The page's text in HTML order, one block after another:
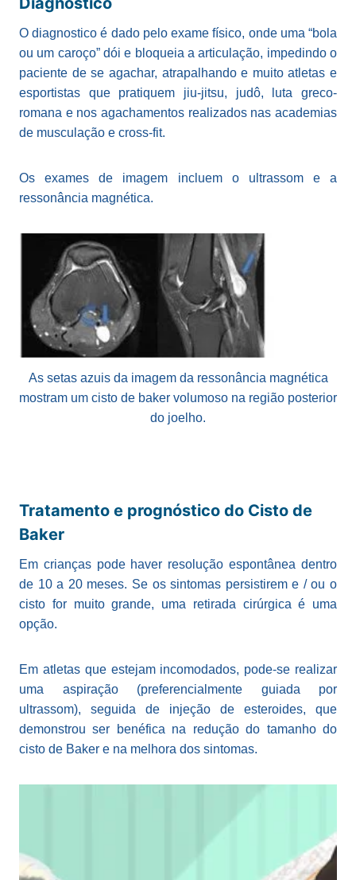
O diagnostico é dado pelo exame físico, onde uma “bola
ou um caroço” dói e bloqueia a articulação, impedindo o
paciente de se agachar, atrapalhando e muito atletas e
esportistas que pratiquem jiu-jitsu, judô, luta greco-
romana e nos agachamentos realizados nas academias
de musculação e cross-fit.
Os exames de imagem incluem o ultrassom e a
ressonância magnética.
As setas azuis da imagem da ressonância magnética
mostram um cisto de baker volumoso na região posterior
do joelho.
Tratamento e prognóstico do Cisto de
Baker
Em crianças pode haver resolução espontânea dentro
de 10 a 20 meses. Se os sintomas persistirem e / ou o
cisto for muito grande, uma retirada cirúrgica é uma
opção.
Em atletas que estejam incomodados, pode-se realizar
uma aspiração (preferencialmente guiada por
ultrassom), seguida de injeção de esteroides, que
demonstrou ser benéfica na redução do tamanho do
cisto de Baker e na melhora dos sintomas.